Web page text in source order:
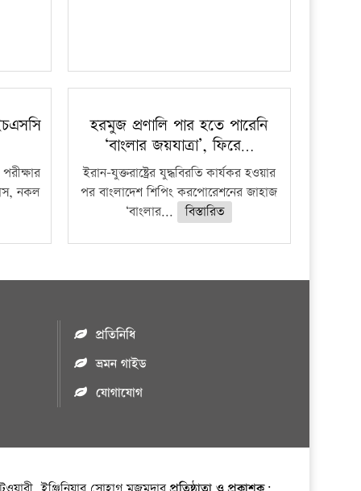
নকল
হরমুজ প্রণালি পার হতে পারেনি
‘বাংলার জয়যাত্রা’, ফিরে…
ইরান-যুক্তরাষ্ট্রের যুদ্ধবিরতি কার্যকর হওয়ার
পর বাংলাদেশ শিপিং করপোরেশনের জাহাজ
‘বাংলার...
বিস্তারিত
প্রতিনিধি
ভ্রমন গাইড
যোগাযোগ